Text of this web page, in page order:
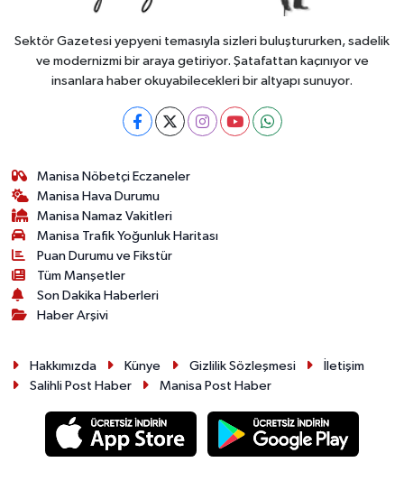
Sektör Gazetesi yepyeni temasıyla sizleri buluştururken, sadelik
ve modernizmi bir araya getiriyor. Şatafattan kaçınıyor ve
insanlara haber okuyabilecekleri bir altyapı sunuyor.
Manisa Nöbetçi Eczaneler
Manisa Hava Durumu
Manisa Namaz Vakitleri
Manisa Trafik Yoğunluk Haritası
Puan Durumu ve Fikstür
Tüm Manşetler
Son Dakika Haberleri
Haber Arşivi
Hakkımızda Künye Gizlilik Sözleşmesi
İletişim
Salihli Post Haber
Manisa Post Haber